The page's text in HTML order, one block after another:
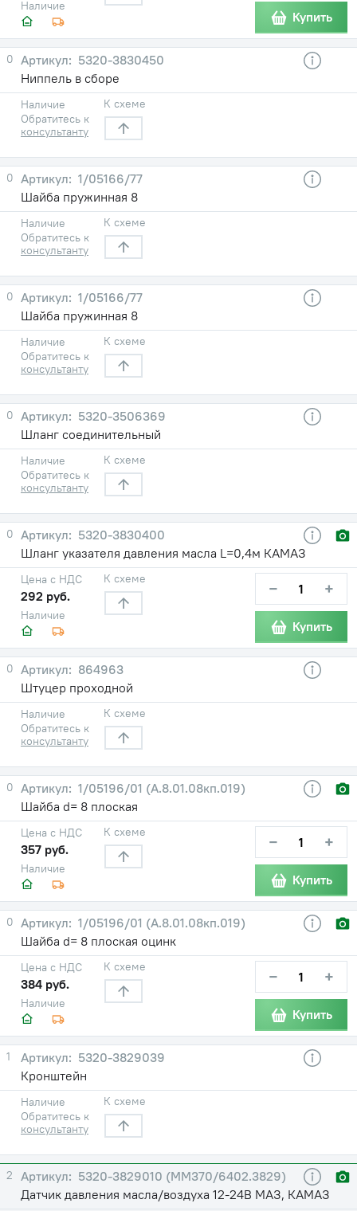
Наличие
Купить
0
5320-3830450
Ниппель в сборе
Наличие
Обратитесь к
консультанту
К схеме
0
1/05166/77
Шайба пружинная 8
Наличие
Обратитесь к
консультанту
К схеме
0
1/05166/77
Шайба пружинная 8
Наличие
Обратитесь к
консультанту
К схеме
0
5320-3506369
Шланг соединительный
Наличие
Обратитесь к
консультанту
К схеме
0
5320-3830400
Шланг указателя давления масла L=0,4м КАМАЗ
Наличие
Цена с НДС
292 руб.
К схеме − +
Купить
0
864963
Штуцер проходной
Наличие
Обратитесь к
консультанту
К схеме
0
1/05196/01 (А.8.01.08кп.019)
Шайба d= 8 плоская
Наличие
Цена с НДС
357 руб.
К схеме − +
Купить
0
1/05196/01 (А.8.01.08кп.019)
Шайба d= 8 плоская оцинк
Наличие
Цена с НДС
384 руб.
К схеме − +
Купить
1
5320-3829039
Кронштейн
Наличие
Обратитесь к
консультанту
К схеме
2
5320-3829010 (ММ370/6402.3829)
Датчик давления масла/воздуха 12-24В МАЗ, КАМАЗ